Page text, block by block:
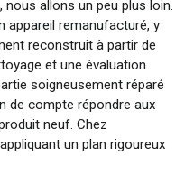
allons un peu plus loin.
appareil remanufacturé, y
reconstruit à partir de
et une évaluation
soigneusement réparé
de compte répondre aux
neuf. Chez
un plan rigoureux